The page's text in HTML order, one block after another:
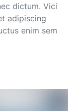
dictum. Vici
adipiscing
enim sem